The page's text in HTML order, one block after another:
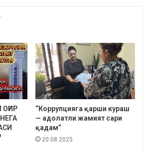
“Коррупцияга қарши кураш
— адолатли жамият сари
қадам”
20.08.2025